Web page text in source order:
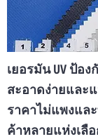
เยอรมัน UV ป้อ
สะอาดง่ายและ
ราคาไม่แพงแล
ค้าหลายแห่งเลื